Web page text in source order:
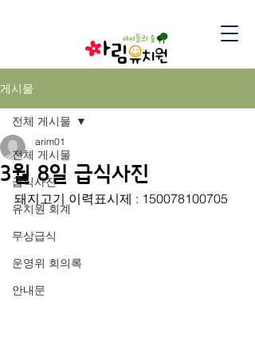
게시물
전체 게시물
급식사진
유치원 회계
무상급식
운영위 회의록
안내문
전체 게시물
3월 8일 급식사진
arim01
돼지고기 이력표시제 : 150078100705